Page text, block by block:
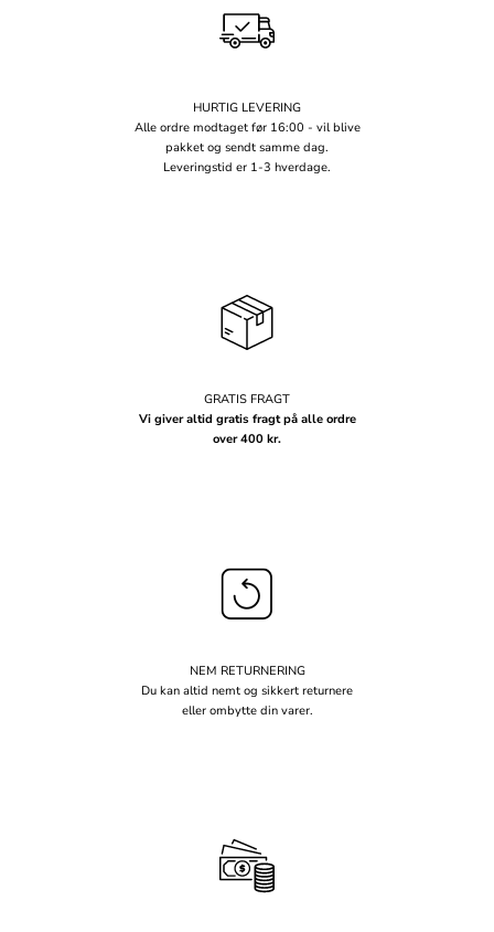
HURTIG LEVERING
Alle ordre modtaget før 16:00 - vil blive
pakket og sendt samme dag.
Leveringstid er 1-3 hverdage.
GRATIS FRAGT
Vi giver altid gratis fragt på alle ordre
over 400 kr.
NEM RETURNERING
Du kan altid nemt og sikkert returnere
eller ombytte din varer.